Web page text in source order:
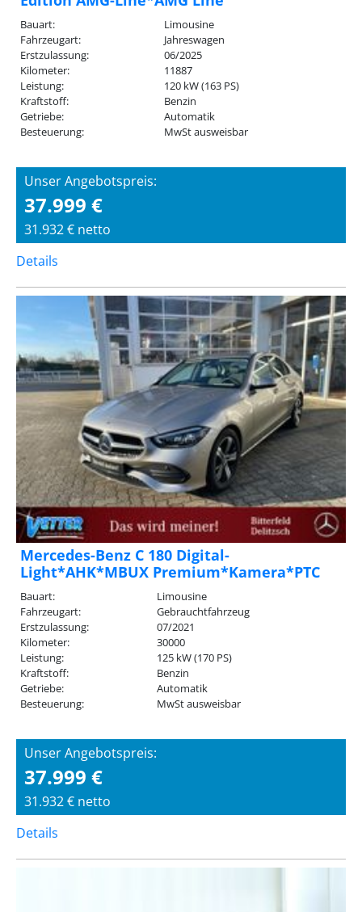
Bauart:
Limousine
Fahrzeugart:
Jahreswagen
Erstzulassung:
06/2025
Kilometer:
11887
Leistung:
120 kW (163 PS)
Kraftstoff:
Benzin
Getriebe:
Automatik
Besteuerung:
MwSt ausweisbar
Unser Angebotspreis:
37.999 €
31.932 € netto
Details
Mercedes-Benz C 180 Digital-
Light*AHK*MBUX Premium*Kamera*PTC
Bauart:
Limousine
Fahrzeugart:
Gebrauchtfahrzeug
Erstzulassung:
07/2021
Kilometer:
30000
Leistung:
125 kW (170 PS)
Kraftstoff:
Benzin
Getriebe:
Automatik
Besteuerung:
MwSt ausweisbar
Unser Angebotspreis:
37.999 €
31.932 € netto
Details